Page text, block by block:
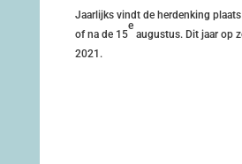
Jaarlijks vindt de herdenking
of na de 15
e
augustus. Dit jaar op
2021.